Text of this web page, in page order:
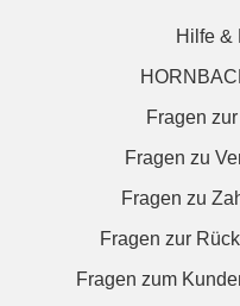
Hilfe &
Fragen
Fragen zu
Fragen zu
Fragen zur
Fragen zum